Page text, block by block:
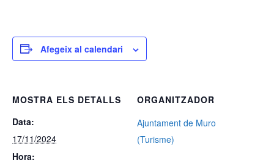
Afegeix al calendari
MOSTRA ELS DETALLS
Data:
17/11/2024
Hora:
ORGANITZADOR
Ajuntament de Muro
(Turisme)